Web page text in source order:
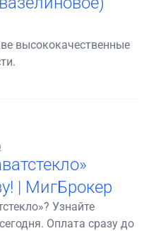
высококачественные
| МигБрокер
Узнайте
Оплата сразу до